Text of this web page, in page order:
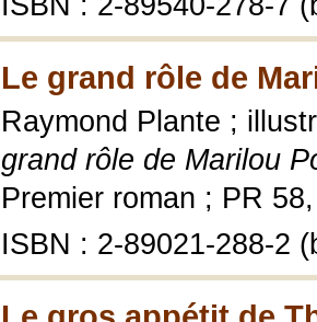
Le grand rôle de
Raymond Plante ;
grand rôle de Marilou
Premier roman ; PR
ISBN : 2-89021-288-2